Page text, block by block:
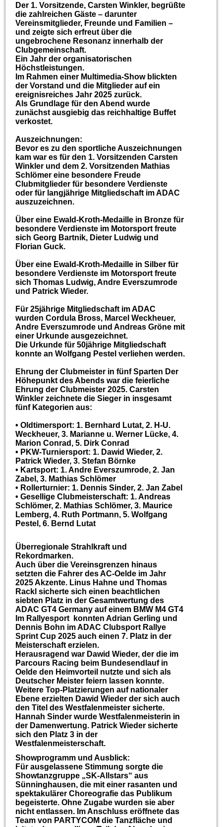
Der 1. Vorsitzende, Carsten Winkler, begrüßte
die zahlreichen Gäste – darunter
Vereinsmitglieder, Freunde und Familien –
und zeigte sich erfreut über die
ungebrochene Resonanz innerhalb der
Clubgemeinschaft.
Ein Jahr der organisatorischen
Höchstleistungen.
Im Rahmen einer Multimedia-Show blickten
der Vorstand und die Mitglieder auf ein
ereignisreiches Jahr 2025 zurück.
Als Grundlage für den Abend wurde
zunächst ausgiebig das reichhaltige Buffet
verkostet.
Auszeichnungen:
Bevor es zu den sportliche Auszeichnungen
kam war es für den 1. Vorsitzenden Carsten
Winkler und dem 2. Vorsitzenden Mathias
Schlömer eine besondere Freude
Clubmitglieder für besondere Verdienste
oder für langjährige Mitgliedschaft im ADAC
auszuzeichnen.
Über eine Ewald-Kroth-Medaille in Bronze für
besondere Verdienste im Motorsport freute
sich Georg Bartnik, Dieter Ludwig und
Florian Guck.
Über eine Ewald-Kroth-Medaille in Silber für
besondere Verdienste im Motorsport freute
sich Thomas Ludwig, Andre Everszumrode
und Patrick Wieder.
Für 25jährige Mitgliedschaft im ADAC
wurden Cordula Bross, Marcel Weckheuer,
Andre Everszumrode und Andreas Gröne mit
einer Urkunde ausgezeichnet.
Die Urkunde für 50jährige Mitgliedschaft
konnte an Wolfgang Pestel verliehen werden.
Ehrung der Clubmeister in fünf Sparten Der
Höhepunkt des Abends war die feierliche
Ehrung der Clubmeister 2025. Carsten
Winkler zeichnete die Sieger in insgesamt
fünf Kategorien aus:
•Oldtimersport: 1. Bernhard Lutat, 2. H-U.
Weckheuer, 3. Marianne u. Werner Lücke, 4.
Marion Conrad, 5. Dirk Conrad
• PKW-Turniersport: 1. Dawid Wieder, 2.
Patrick Wieder, 3. Stefan Börnke
• Kartsport: 1. Andre Everszumrode, 2. Jan
Zabel, 3. Mathias Schlömer
• Rollerturnier: 1. Dennis Sinder, 2. Jan Zabel
•Gesellige Clubmeisterschaft: 1. Andreas
Schlömer, 2. Mathias Schlömer, 3. Maurice
Lemberg, 4. Ruth Portmann, 5. Wolfgang
Pestel, 6. Bernd Lutat
Überregionale Strahlkraft und
Rekordmarken.
Auch über die Vereinsgrenzen hinaus
setzten die Fahrer des AC-Oelde im Jahr
2025 Akzente. Linus Hahne und Thomas
Rackl sicherte sich einen beachtlichen
siebten Platz in der Gesamtwertung des
ADAC GT4 Germany auf einem BMW M4 GT4
Im Rallyesport konnten Adrian Gerling und
Dennis Bohn im ADAC Clubsport Rallye
Sprint Cup 2025 auch einen 7. Platz in der
Meisterschaft erzielen.
Herausragend war Dawid Wieder, der die im
Parcours Racing beim Bundesendlauf in
Oelde den Heimvorteil nutzte und sich als
Deutscher Meister feiern lassen konnte.
Weitere Top-Platzierungen auf nationaler
Ebene erzielten Dawid Wieder der sich auch
den Titel des Westfalenmeister sicherte.
Hannah Sinder wurde Westfalenmeisterin in
der Damenwertung. Patrick Wieder sicherte
sich den Platz 3 in der
Westfalenmeisterschaft.
Showprogramm und Ausblick:
Für ausgelassene Stimmung sorgte die
Showtanzgruppe „SK-Allstars“ aus
Sünninghausen, die mit einer rasanten und
spektakulärer Choreografie das Publikum
begeisterte. Ohne Zugabe wurden sie aber
nicht entlassen. Im Anschluss eröffnete das
Team von PARTYCOM die Tanzfläche und